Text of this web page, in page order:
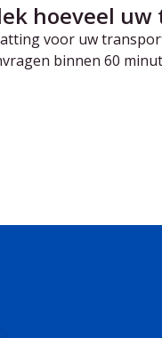
hoeveel
voor uw
binnen 60